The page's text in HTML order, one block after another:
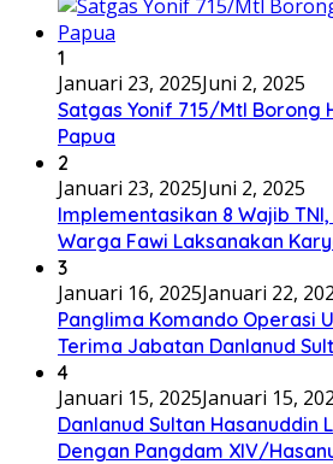
1
Januari 23, 2025Juni 2, 2025
Satgas Yonif 715/Mtl Borong
Papua
2
Januari 23, 2025Juni 2, 2025
Implementasikan 8 Wajib
Warga Fawi Laksanakan
3
Januari 16, 2025Januari 22,
Panglima Komando Operasi
Terima Jabatan Danlanud
4
Januari 15, 2025Januari 15,
Danlanud Sultan Hasanuddin
Dengan Pangdam XIV/